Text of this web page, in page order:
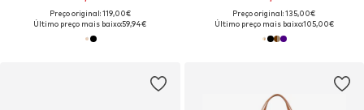
Preço original: 119,00€
Último preço mais baixo:59,94€
Preço original: 135,00€
Último preço mais baixo:105,00€